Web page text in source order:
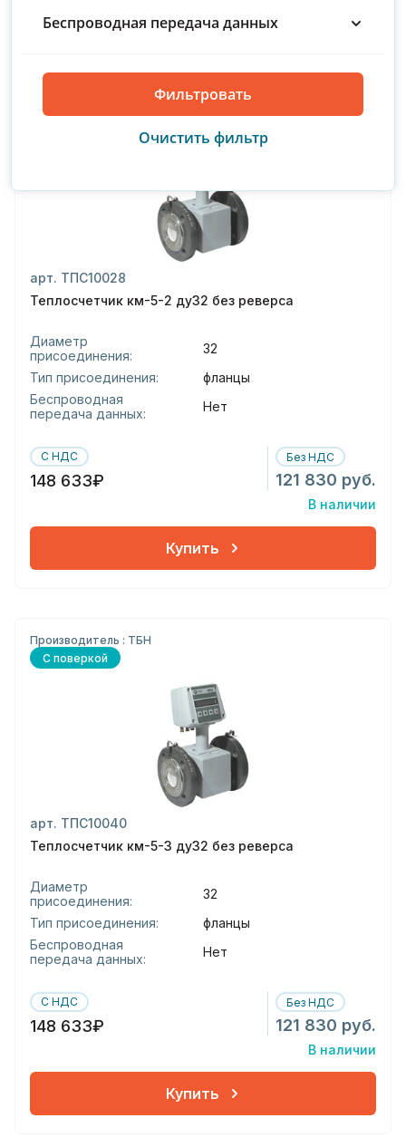
150
Беспроводная передача данных
С поверкой
арт. ТПС10028
Теплосчетчик км-5-2 ду32 без реверса
Диаметр
присоединения:
32
Тип присоединения:
фланцы
Беспроводная
передача данных:
Нет
С НДС
148 633₽
Без НДС
121 830 руб.
В наличии
Купить
Производитель : ТБН
С поверкой
арт. ТПС10040
Теплосчетчик км-5-3 ду32 без реверса
Диаметр
присоединения:
32
Тип присоединения:
фланцы
Беспроводная
передача данных:
Нет
С НДС
148 633₽
Без НДС
121 830 руб.
В наличии
Купить